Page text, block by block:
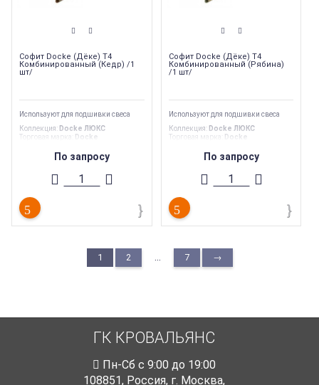
Софит Docke (Дёке) Т4
Комбинированный (Кедр) /1
шт/
Используют для подшивки свеса
Коллекция: Docke ЛЮКС
Торговая марка
Docke
Тип перфорации:Центральная
Тип продукции :Софиты
По запросу
Софит Docke (Дёке) Т4
Комбинированный (Рябина)
/1 шт/
Используют для подшивки свеса
Коллекция: Docke ЛЮКС
Торговая марка
Docke
Тип перфорации:Центральная
Тип продукции :Софиты
По запросу
1 2 7 →
ГК КРОВАЛЬЯНС
Пн-Cб с 9:00 до 19:00
108851, Россия, г. Москва,